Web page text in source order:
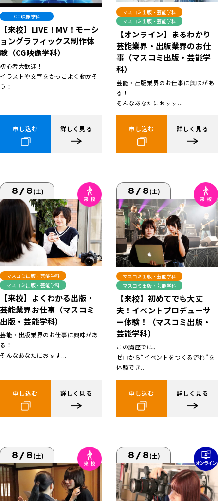
CG映像学科
【来校】LIVE！MV！モーシ
ョングラフィックス制作体
験（CG映像学科）
初心者大歓迎！
イラストや文字をかっこよく動かそ
う！
申し込む 詳しく見る
マスコミ出版・芸能学科
マスコミ出版・芸能学科
【オンライン】まるわかり
芸能業界・出版業界のお仕
事（マスコミ出版・芸能学
科）
芸能・出版業界のお仕事に興味があ
る！
そんなあなたにおすす...
申し込む 詳しく見る
8/8(土)
マスコミ出版・芸能学科
マスコミ出版・芸能学科
【来校】よくわかる出版・
芸能業界お仕事（マスコミ
出版・芸能学科）
芸能・出版業界のお仕事に興味があ
る！
そんなあなたにおすす...
申し込む 詳しく見る
8/8(土)
マスコミ出版・芸能学科
マスコミ出版・芸能学科
【来校】初めてでも大丈
夫！イベントプロデューサ
ー体験！（マスコミ出版・
芸能学科）
この講座では、
ゼロから“イベントをつくる流れ”を
体験でき...
申し込む 詳しく見る
8/8(土) 8/8(土)